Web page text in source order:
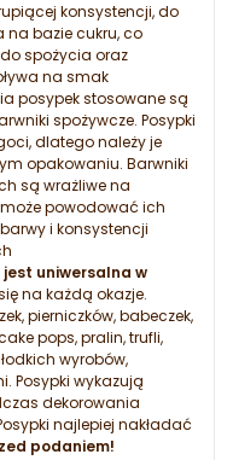
konsystencji, do
na bazie cukru, co
spożycia oraz
na smak
posypek stosowane są
spożywcze. Posypki
dlatego należy je
opakowaniu. Barwniki
są wrażliwe na
może powodować ich
i konsystencji
uniwersalna w
na każdą okazje.
pierniczków, babeczek,
pops, pralin, trufli,
wyrobów,
Posypki wykazują
dekorowania
najlepiej nakładać
podaniem!